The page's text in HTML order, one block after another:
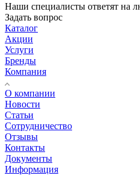
Наши специалисты ответят на
Задать вопрос
Каталог
Акции
Услуги
Бренды
Компания
О компании
Новости
Статьи
Сотрудничество
Отзывы
Контакты
Документы
Информация